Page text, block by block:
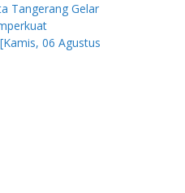
Tangerang Gelar
06 Agustus